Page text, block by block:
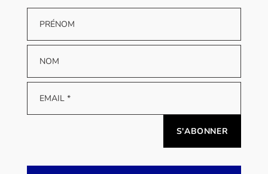
Alternative: